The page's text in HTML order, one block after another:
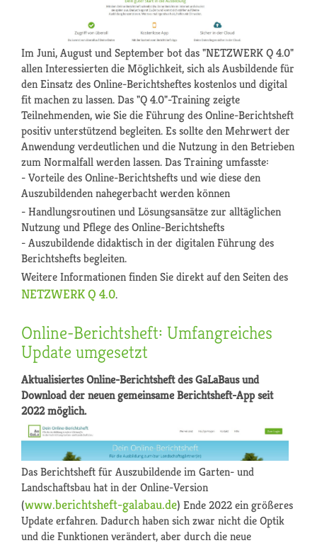
Im Juni, August und September bot das "NETZWERK Q 4.0"
allen Interessierten die Möglichkeit, sich als Ausbildende für
den Einsatz des Online-Berichtsheftes kostenlos und digital
fit machen zu lassen. Das "Q 4.0"-Training zeigte
Teilnehmenden, wie Sie die Führung des Online-Berichtsheft
positiv unterstützend begleiten. Es sollte den Mehrwert der
Anwendung verdeutlichen und die Nutzung in den Betrieben
zum Normalfall werden lassen. Das Training umfasste:
- Vorteile des Online-Berichtshefts und wie diese den
Auszubildenden nahegerbacht werden können
- Handlungsroutinen und Lösungsansätze zur alltäglichen
Nutzung und Pflege des Online-Berichtshefts
- Auszubildende didaktisch in der digitalen Führung des
Berichtshefts begleiten.
Weitere Informationen finden Sie direkt auf den Seiten des
NETZWERK Q 4.0.
Online-Berichtsheft: Umfangreiches
Update umgesetzt
Aktualisiertes Online-Berichtsheft des GaLaBaus und
Download der neuen gemeinsame Berichtsheft-App seit
2022 möglich.
Das Berichtsheft für Auszubildende im Garten- und
Landschaftsbau hat in der Online-Version
(www.berichtsheft-galabau.de) Ende 2022 ein größeres
Update erfahren. Dadurch haben sich zwar nicht die Optik
und die Funktionen verändert, aber durch die neue